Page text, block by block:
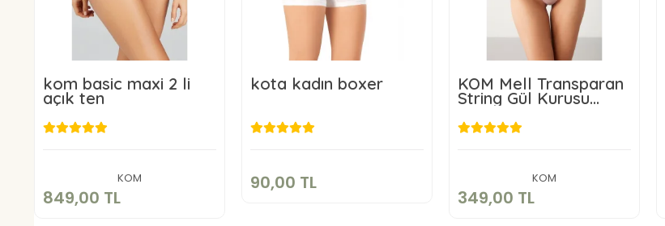
kom basic maxi 2 li
açık ten
KOM
849,00 TL
Sepete Ekle
kota kadın boxer
90,00 TL
90,00 TL
KOM Mell Transparan
String Gül Kurusu
Renk
KOM
349,00 TL
Sepete Ekle